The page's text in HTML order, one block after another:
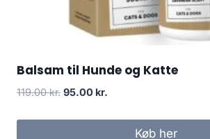
Balsam til Hunde og Katte
119.00kr. Den
95.00 kr.
Køb her